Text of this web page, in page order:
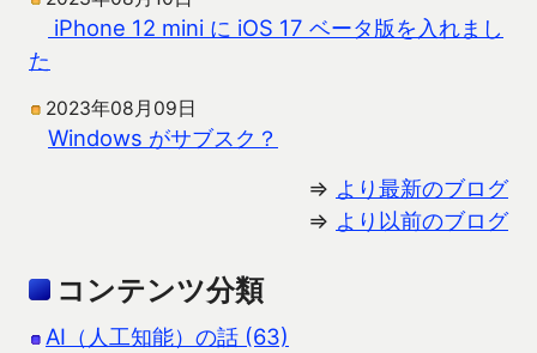
iPhone 12 mini に iOS 17 ベータ版を入れまし
た
2023年08月09日
Windows がサブスク？
⇒ より最新のブログ
⇒ より以前のブログ
コンテンツ分類
AI（人工知能）の話 (63)